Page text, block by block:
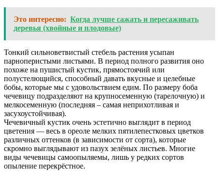
Это интересно: Когда лучше сажать и пересаживать
деревья (хвойные и плодовые)
Тонкий сильноветвистый стебель растения усыпан
парноперистыми листьями. В период полного развития оно
похоже на пушистый кустик, прямостоячий или
полустелющийся, способный давать вкусные и целебные
бобы, которые мы с удовольствием едим. По размеру боба
чечевицу подразделяют на крупносеменную (тарелочную) и
мелкосеменную (последняя – самая неприхотливая и
засухоустойчивая).
Чечевичный кустик очень эстетично выглядит в период
цветения — весь в ореоле мелких пятилепестковых цветков
различных оттенков (в зависимости от сорта), которые
скромно выглядывают из пазух зелёных листьев. Многие
виды чечевицы самоопыляемы, лишь у редких сортов
опыление перекрёстное.